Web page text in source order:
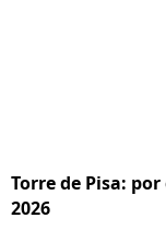
Torre de Pisa:
2026